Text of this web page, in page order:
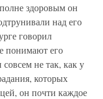
здоровым он
над его
говорил
понимают его
не так, как у
которых
он почти каждое